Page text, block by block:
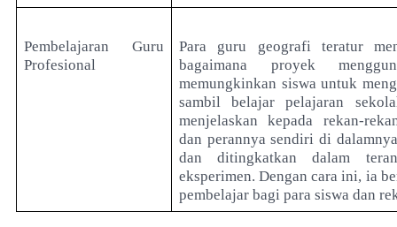
Pembelajaran Guru
Profesional
Para guru geografi teratur
bagaimana proyek
memungkinkan siswa untuk
sambil belajar pelajaran
menjelaskan kepada rekan-
dan perannya sendiri di
dan ditingkatkan dalam
eksperimen. Dengan cara ini, ia
pembelajar bagi para siswa dan